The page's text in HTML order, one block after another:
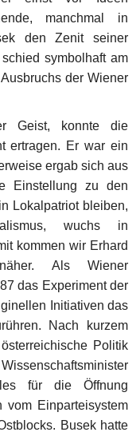
manchmal in
den Zenit seiner
symbolhaft am
der Wiener
Geist, konnte die
ertragen. Er war ein
ergab sich aus
Einstellung zu den
Lokalpatriot bleiben,
wuchs in
kommen wir Erhard
Als Wiener
das Experiment der
Initiativen das
Nach kurzem
Politik
für die Öffnung
vom Einparteisystem
Busek hatte